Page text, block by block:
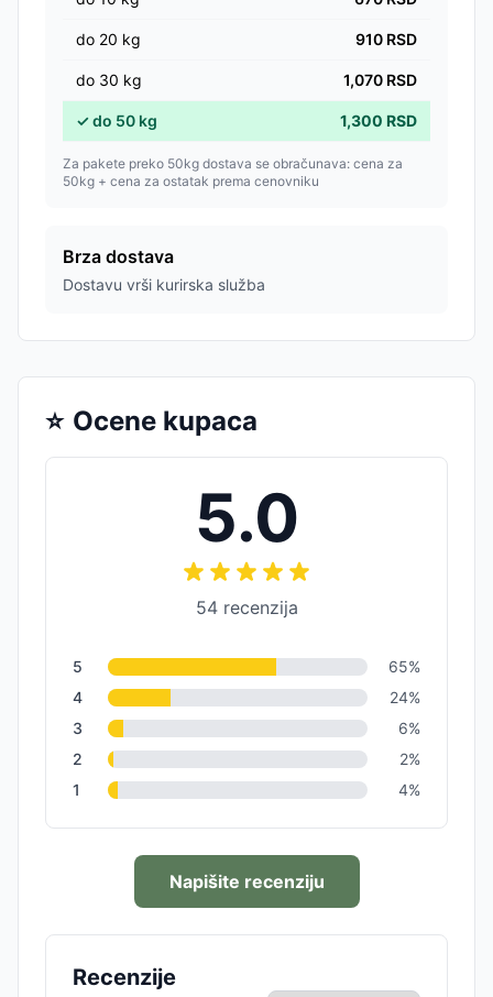
do 20 kg 910 RSD
do 30 kg 1,070 RSD
✓do 50 kg 1,300 RSD
Za pakete preko 50kg dostava se obračunava: cena za
50kg + cena za ostatak prema cenovniku
Brza dostava
Dostavu vrši kurirska služba
⭐ Ocene kupaca
5.0
54 recenzija
5 65%
4
24%
3
6%
2
2%
1
4%
Napišite recenziju
Recenzije